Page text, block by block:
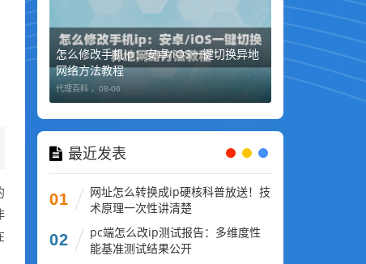
怎么修改手机ip：安卓/iOS一键切换异地
网络方法教程
代理百科 ， 08-06
最近发表
01
网址怎么转换成ip硬核科普放送！技
术原理一次性讲清楚
02
pc端怎么改ip测试报告：多维度性
能基准测试结果公开